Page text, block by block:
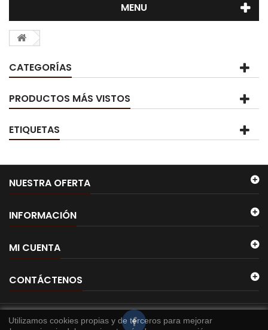
MENU
CATEGORÍAS
PRODUCTOS MÁS VISTOS
ETIQUETAS
NUESTRA OFERTA
INFORMACIÓN
MI CUENTA
CONTÁCTENOS
Utilizamos cookies propias y de terceros para mejorar